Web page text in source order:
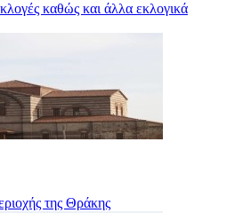
καθώς και άλλα εκλογικά
της Θράκης